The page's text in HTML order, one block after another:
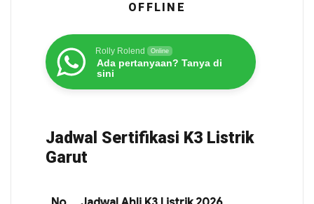
OFFLINE
Rolly Rolend Online
Ada pertanyaan? Tanya di
sini
Jadwal Sertifikasi K3 Listrik
Garut